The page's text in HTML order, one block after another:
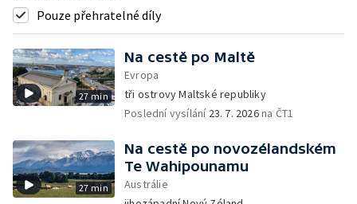
Pouze přehratelné díly
27 min
Na cestě po Maltě
Evropa
tři ostrovy Maltské republiky
Poslední vysílání 23. 7. 2026na ČT1
27 min
Na cestě po novozélandském
Te Wahipounamu
Austrálie